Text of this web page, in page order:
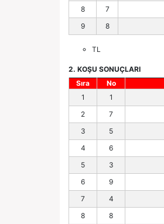
8
7
9
8
TL
2. KOŞU SONUÇLARI
Sıra
No
1
1
2
7
3
5
4
6
5
3
6
9
7
4
8
8